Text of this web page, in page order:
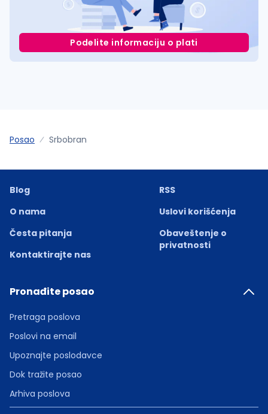
Podelite informaciju o plati
Posao Srbobran
Blog
O nama
Česta pitanja
Kontaktirajte nas
RSS
Uslovi korišćenja
Obaveštenje o
privatnosti
Pronađite posao
Pretraga poslova
Poslovi na email
Upoznajte poslodavce
Dok tražite posao
Arhiva poslova